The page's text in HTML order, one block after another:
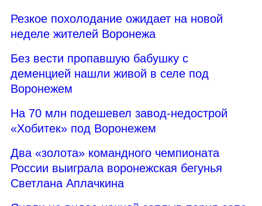
Резкое похолодание ожидает на новой
неделе жителей Воронежа
Без вести пропавшую бабушку с
деменцией нашли живой в селе под
Воронежем
На 70 млн подешевел завод-недострой
«Хобитек» под Воронежем
Два «золота» командного чемпионата
России выиграла воронежская бегунья
Светлана Аплачкина